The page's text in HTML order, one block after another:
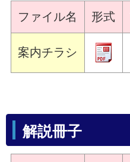
ファイル名 形式
案内チラシ
解説冊子